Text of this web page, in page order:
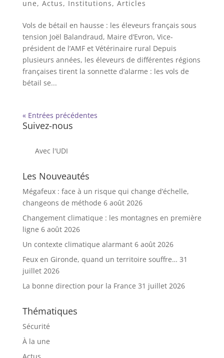
une, Actus, Institutions, Articles
Vols de bétail en hausse : les éleveurs français sous
tension Joël Balandraud, Maire d’Evron, Vice-
président de l’AMF et Vétérinaire rural Depuis
plusieurs années, les éleveurs de différentes régions
françaises tirent la sonnette d’alarme : les vols de
bétail se...
« Entrées précédentes
Suivez-nous
Avec l'UDI
Les Nouveautés
Mégafeux : face à un risque qui change d’échelle,
changeons de méthode 6 août 2026
Changement climatique : les montagnes en première
ligne 6 août 2026
Un contexte climatique alarmant 6 août 2026
Feux en Gironde, quand un territoire souffre… 31
juillet 2026
La bonne direction pour la France 31 juillet 2026
Thématiques
Sécurité
À la une